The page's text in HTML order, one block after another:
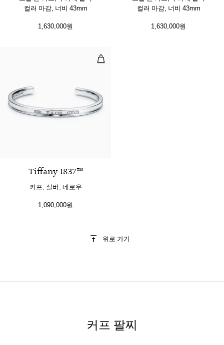
컬러 마감, 너비 43mm
1,630,000원
컬러 마감, 너비 43mm
1,630,000원
커프, 실버, 네로우
Tiffany 1837™
커프, 실버, 네로우
1,090,000원
위로 가기
커프 팔찌